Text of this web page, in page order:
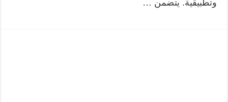
وتطبيقية. يتضمن …